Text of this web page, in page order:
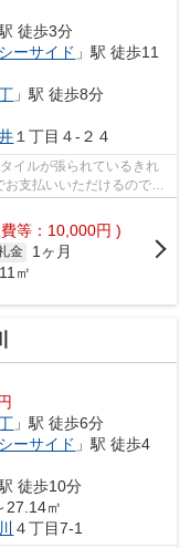
徒歩3分
ーサイド 」駅 徒歩11
」駅 徒歩8分
１丁目４-２４
イルが張られているきれ
支払いいただけるので、
等：10,000円 )
金
1ヶ月
㎡
」駅 徒歩6分
ーサイド 」駅 徒歩4
徒歩10分
27.14㎡
４丁目7-1